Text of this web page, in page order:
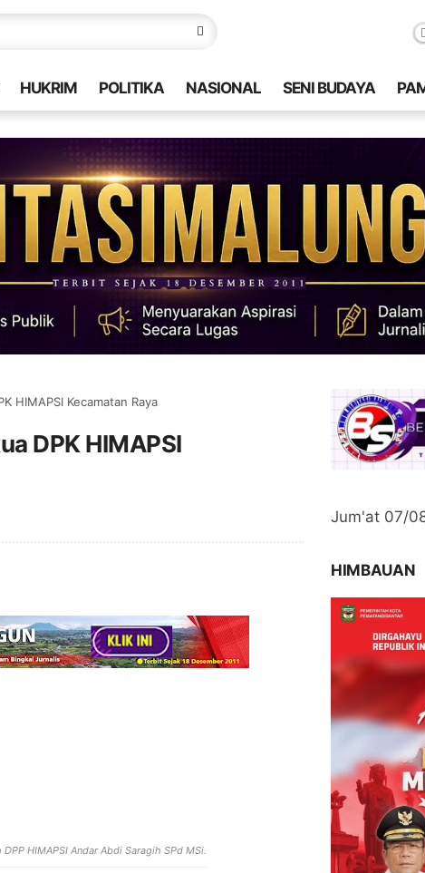
HUKRIM POLITIKA NASIONAL SENI BUDAYA
HIMAPSI Kecamatan Raya
DPK HIMAPSI
HIMAPSI Andar Abdi Saragih SPd MSi.
Jum'at 07/
HIMBAUAN